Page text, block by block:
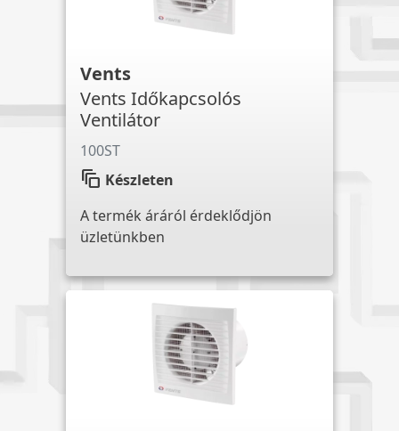
Vents
Vents Időkapcsolós
Ventilátor
100ST
auto_awesome_motion Készleten
A termék áráról érdeklődjön
üzletünkben